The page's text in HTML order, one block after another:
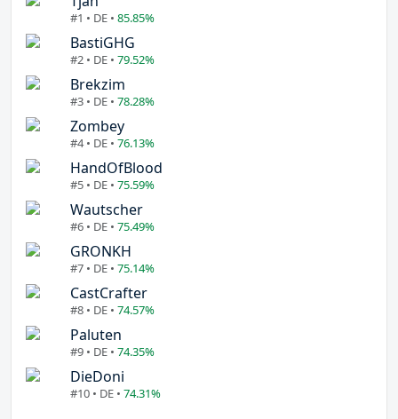
#1 • DE • 85.85%
BastiGHG
#2 • DE • 79.52%
Brekzim
#3 • DE • 78.28%
Zombey
#4 • DE • 76.13%
HandOfBlood
#5 • DE • 75.59%
Wautscher
#6 • DE • 75.49%
GRONKH
#7 • DE • 75.14%
CastCrafter
#8 • DE • 74.57%
Paluten
#9 • DE • 74.35%
DieDoni
#10 • DE • 74.31%